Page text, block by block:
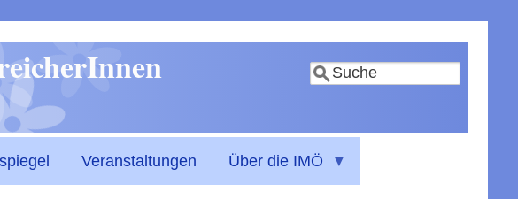
Suche
Veranstaltungen Über die IMÖ